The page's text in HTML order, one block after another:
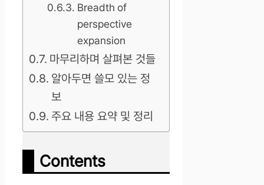
Breadth of
perspective
expansion
마무리하며 살펴본 것들
알아두면 쓸모 있는 정
보
주요 내용 요약 및 정리
Contents